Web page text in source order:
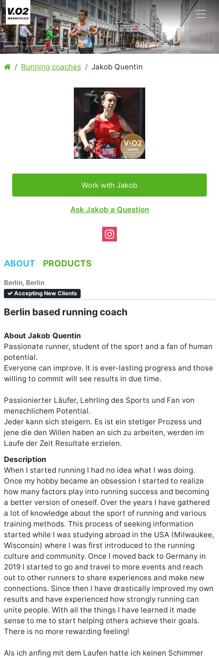
Running coaches Jakob Quentin
Work with Jakob
Ask Jakob a Question
ABOUT PRODUCTS
Berlin, Berlin
Accepting New Clients
Berlin based running coach
About Jakob Quentin
Passionate runner, student of the sport and a fan of human
potential.
Everyone can improve. It is ever-lasting progress and those
willing to commit will see results in due time.
Passionierter Läufer, Lehrling des Sports und Fan von
menschlichem Potential.
Jeder kann sich steigern. Es ist ein stetiger Prozess und
jene die den Willen haben an sich zu arbeiten, werden im
Laufe der Zeit Resultate erzielen.
Description
When I started running I had no idea what I was doing.
Once my hobby became an obsession I started to realize
how many factors play into running success and becoming
a better version of oneself. Over the years I have gathered
a lot of knowledge about the sport of running and various
training methods. This process of seeking information
started while I was studying abroad in the USA (Milwaukee,
Wisconsin) where I was first introduced to the running
culture and community. Once I moved back to Germany in
2019 I started to go and travel to more events and reach
out to other runners to share experiences and make new
connections. Since then I have drastically improved my own
results and have experienced how strongly running can
unite people. With all the things I have learned it made
sense to me to start helping others achieve their goals.
There is no more rewarding feeling!
Als ich anfing mit dem Laufen hatte ich keinen Schimmer